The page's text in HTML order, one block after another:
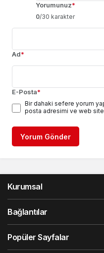
Yorumunuz*
0/30 karakter
Ad*
E-Posta*
Bir dahaki sefere yorum
posta adresimi ve web site
Yorum Gönder
Kurumsal
Bağlantılar
Popüler Sayfalar